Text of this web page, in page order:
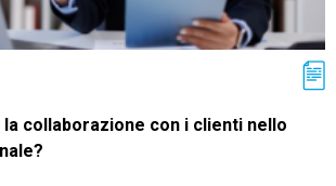
collaborazione con i clienti nello